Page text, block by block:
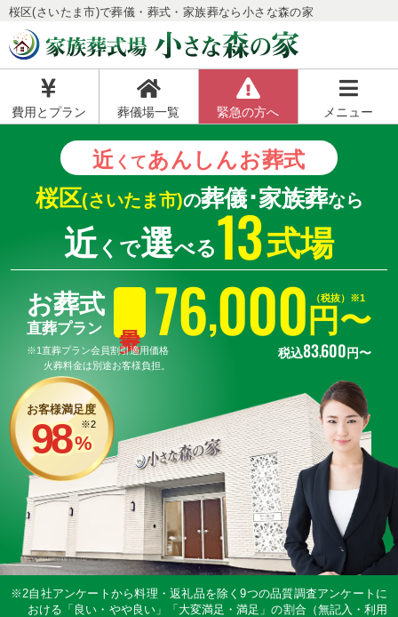
桜区(さいたま市)で葬儀・葬式・家族葬なら小さな森の家
費用とプラン 葬儀場一覧 緊急の方へ メニュー
近 くてあんしんお葬式
桜区(さいたま市)の葬儀･家族葬なら
近 くで選べる13式場
お葬式
直葬プラン 76,000 円〜
（税抜）※1
税込83,600 円〜
※1直葬プラン会員割引適用価格
火葬料金は別途お客様負担。
お客様満足度
98%
※2
※2自社アンケートから料理・返礼品を除く9つの品質調査アンケートに
おける「良い・やや良い」「大変満足・満足」の割合（無記入・利用